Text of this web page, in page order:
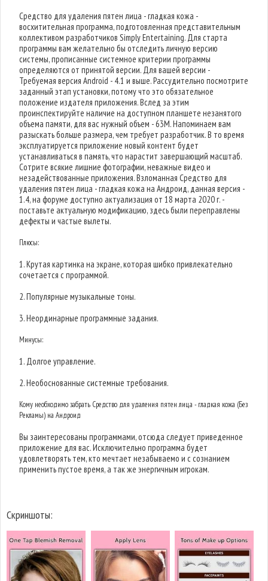
Средство для удаления пятен лица - гладкая кожа -
восхитительная программа, подготовленная представительным
коллективом разработчиков Simply Entertaining. Для старта
программы вам желательно бы отследить личную версию
системы, прописанные системное критерии программы
определяются от принятой версии. Для вашей версии -
Требуемая версия Android - 4.1 и выше. Рассудительно посмотрите
заданный этап установки, потому что это обязательное
положение издателя приложения. Вслед за этим
проинспектируйте наличие на доступном планшете незанятого
объема памяти, для вас нужный объем - 63M. Напоминаем вам
разыскать больше размера, чем требует разработчик. В то время
эксплуатируется приложение новый контент будет
устанавливаться в память, что нарастит завершающий масштаб.
Сотрите всякие лишние фотографии, неважные видео и
незадействованные приложения. Взломанная Средство для
удаления пятен лица - гладкая кожа на Андроид, данная версия -
1.4, на форуме доступно актуализация от 18 марта 2020 г. -
поставьте актуальную модификацию, здесь были переправлены
дефекты и частые вылеты.
Плюсы:
1. Крутая картинка на экране, которая шибко привлекательно
сочетается с программой.
2. Популярные музыкальные тоны.
3. Неординарные программные задания.
Минусы:
1. Долгое управление.
2. Необоснованные системные требования.
Кому необходимо забрать Средство для удаления пятен лица - гладкая кожа (Без
Рекламы) на Андроид
Вы заинтересованы программами, отсюда следует приведенное
приложение для вас. Исключительно программа будет
удовлетворять тем, кто мечтает незабываемо и с сознанием
применить пустое время, а так же энергичным игрокам.
Скриншоты: